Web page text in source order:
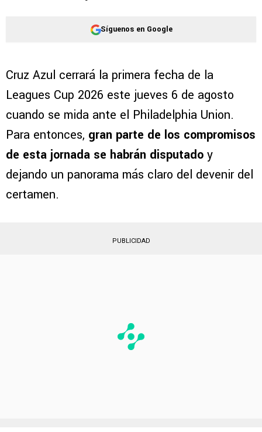
Síguenos en Google
Cruz Azul cerrará la primera fecha de la
Leagues Cup 2026 este jueves 6 de agosto
cuando se mida ante el Philadelphia Union.
Para entonces, gran parte de los compromisos
de esta jornada se habrán disputado y
dejando un panorama más claro del devenir del
certamen.
PUBLICIDAD